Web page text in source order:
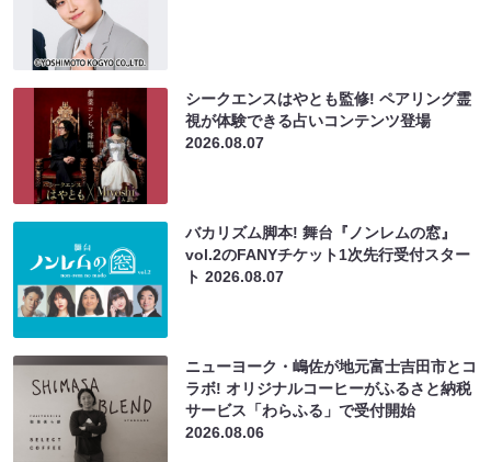
シークエンスはやとも監修! ペアリング霊
視が体験できる占いコンテンツ登場
2026.08.07
バカリズム脚本! 舞台『ノンレムの窓』
vol.2のFANYチケット1次先行受付スター
ト2026.08.07
ニューヨーク・嶋佐が地元富士吉田市とコ
ラボ! オリジナルコーヒーがふるさと納税
サービス「わらふる」で受付開始
2026.08.06